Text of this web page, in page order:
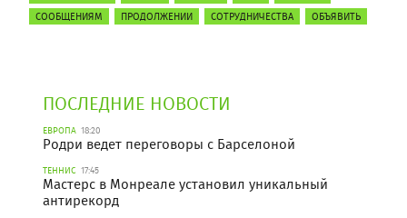
СООБЩЕНИЯМ
ПРОДОЛЖЕНИИ СОТРУДНИЧЕСТВА ОБЪЯВИТЬ
ПОСЛЕДНИЕ НОВОСТИ
ЕВРОПА 18:20
Родри ведет переговоры с Барселоной
ТЕННИС 17:45
Мастерс в Монреале установил уникальный
антирекорд